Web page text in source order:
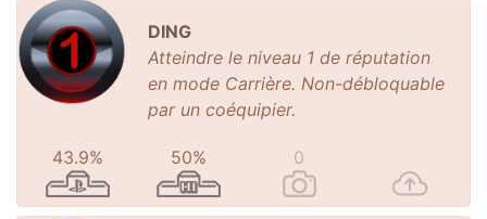
DING
Atteindre le niveau 1 de réputation
en mode Carrière. Non-débloquable
par un coéquipier.
43.9% 50% 0